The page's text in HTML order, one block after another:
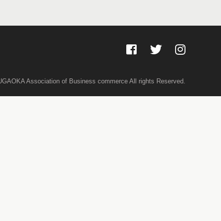
Association of Business commerce All rights Reserved.